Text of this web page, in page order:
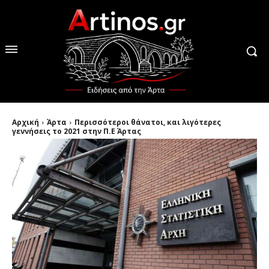
Αρχική Άρτα
Περισσότεροι θάνατοι, και λιγότερες
γεννήσεις το 2021 στην Π.Ε Άρτας